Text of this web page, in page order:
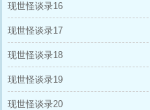
现世怪谈录16
现世怪谈录17
现世怪谈录18
现世怪谈录19
现世怪谈录20